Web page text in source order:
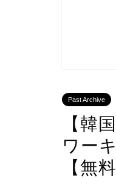
Past Archive
【韓
ワー
【無